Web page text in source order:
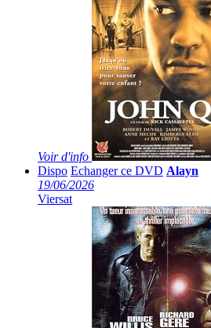
Voir d'info
Dispo Echanger ce DVD Alayn
19/06/2026
Viersat